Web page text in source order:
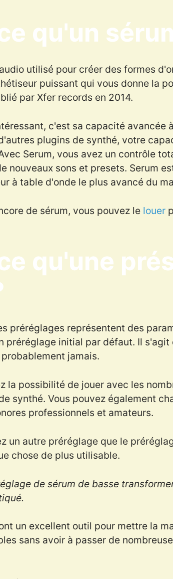
qu'un
utilisé pour créer des formes
puissant qui vous donne la
par Xfer records en 2014.
c'est sa capacité avancée
plugins de synthé, votre
Serum, vous avez un contrôle
nouveaux sons et presets. Serum
à table d'onde le plus avancé du
de sérum, vous pouvez le louer
qu'une
préréglages représentent des
préréglage initial par défaut. Il
jamais.
la possibilité de jouer avec les
synthé. Vous pouvez également
professionnels et amateurs.
un autre préréglage que le
chose de plus utilisable.
de sérum de basse
un excellent outil pour mettre la
sans avoir à passer de